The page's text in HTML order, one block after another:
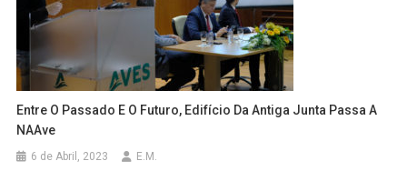
Entre O Passado E O Futuro, Edifício Da Antiga Junta Passa A
NAAve
6 de Abril, 2023 E.M.